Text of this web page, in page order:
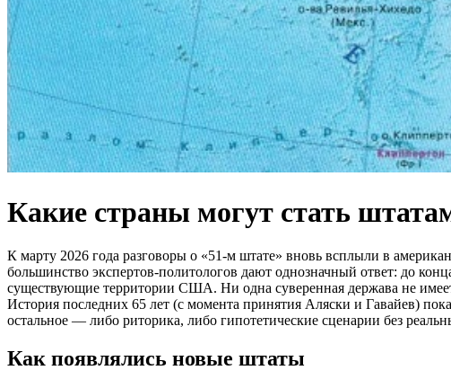
Какие страны могут стать
К марту 2026 года разговоры о «51-м штате» вновь всплыли в
большинство экспертов-политологов дают однозначный ответ: до
существующие территории США. Ни одна суверенная держава не
История последних 65 лет (с момента принятия Аляски и Гавайев)
остальное — либо риторика, либо гипотетические сценарии без
Как появлялись новые штаты